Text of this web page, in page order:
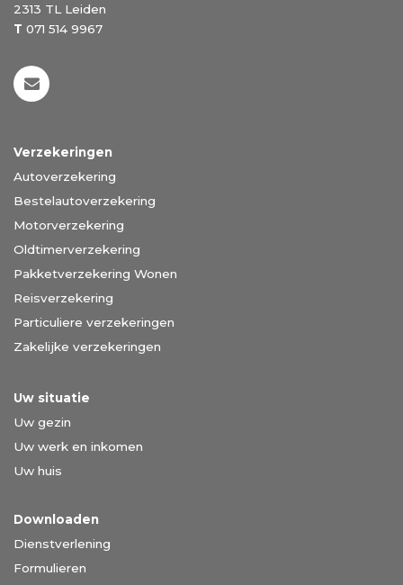
2313 TL Leiden
T 071 514 9967
Verzekeringen
Autoverzekering
Bestelautoverzekering
Motorverzekering
Oldtimerverzekering
Pakketverzekering Wonen
Reisverzekering
Particuliere verzekeringen
Zakelijke verzekeringen
Uw situatie
Uw gezin
Uw werk en inkomen
Uw huis
Downloaden
Dienstverlening
Formulieren